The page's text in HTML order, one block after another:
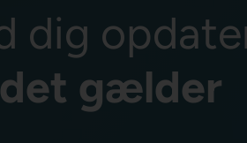
dig
gælder